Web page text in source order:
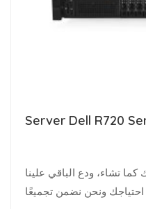
Server Dell R720
ونحن نضمن تجميعًا